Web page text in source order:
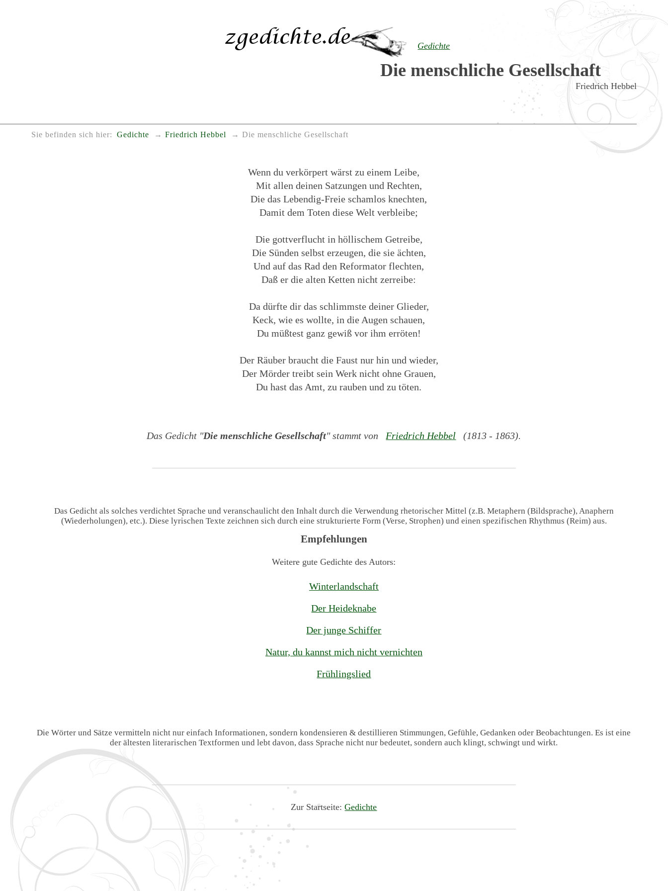
Gedichte
Die menschliche Gesellschaft
Friedrich Hebbel
Sie befinden sich hier: Gedichte Friedrich Hebbel Die menschliche Gesellschaft
Wenn du verkörpert wärst zu einem Leibe,
Mit allen deinen Satzungen und Rechten,
Die das Lebendig-Freie schamlos knechten,
Damit dem Toten diese Welt verbleibe;
Die gottverflucht in höllischem Getreibe,
Die Sünden selbst erzeugen, die sie ächten,
Und auf das Rad den Reformator flechten,
Daß er die alten Ketten nicht zerreibe:
Da dürfte dir das schlimmste deiner Glieder,
Keck, wie es wollte, in die Augen schauen,
Du müßtest ganz gewiß vor ihm erröten!
Der Räuber braucht die Faust nur hin und wieder,
Der Mörder treibt sein Werk nicht ohne Grauen,
Du hast das Amt, zu rauben und zu töten.
Das Gedicht "Die menschliche Gesellschaft" stammt von Friedrich Hebbel (1813 - 1863).
Das Gedicht als solches verdichtet Sprache und veranschaulicht den Inhalt durch die Verwendung rhetorischer Mittel (z.B. Metaphern (Bildsprache), Anaphern
(Wiederholungen), etc.). Diese lyrischen Texte zeichnen sich durch eine strukturierte Form (Verse, Strophen) und einen spezifischen Rhythmus (Reim) aus.
Empfehlungen
Weitere gute Gedichte des Autors:
Winterlandschaft
Der Heideknabe
Der junge Schiffer
Natur, du kannst mich nicht vernichten
Frühlingslied
Die Wörter und Sätze vermitteln nicht nur einfach Informationen, sondern kondensieren & destillieren Stimmungen, Gefühle, Gedanken oder Beobachtungen. Es ist eine
der ältesten literarischen Textformen und lebt davon, dass Sprache nicht nur bedeutet, sondern auch klingt, schwingt und wirkt.
Zur Startseite:Gedichte